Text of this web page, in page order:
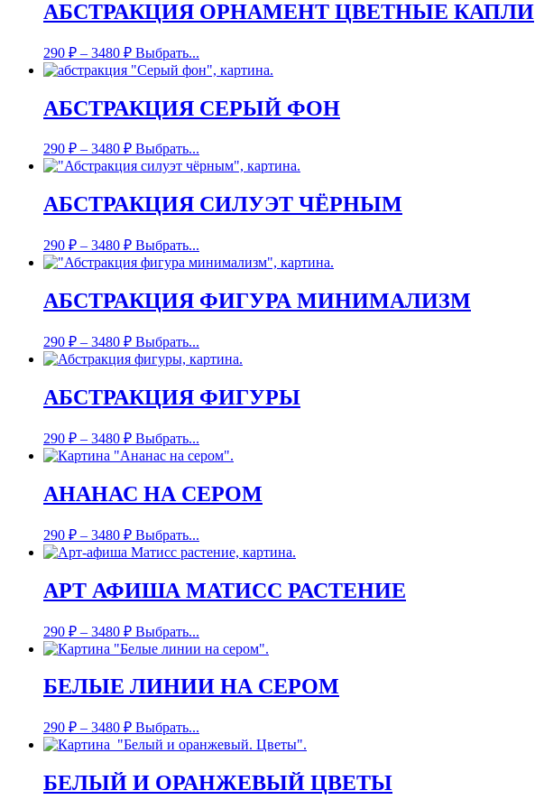
АБСТРАКЦИЯ ОРНАМЕНТ ЦВЕТНЫЕ КАПЛИ
290 ₽ – 3480 ₽ Выбрать...
АБСТРАКЦИЯ СЕРЫЙ ФОН
290 ₽ – 3480 ₽ Выбрать...
АБСТРАКЦИЯ СИЛУЭТ ЧЁРНЫМ
290 ₽ – 3480 ₽ Выбрать...
АБСТРАКЦИЯ ФИГУРА МИНИМАЛИЗМ
290 ₽ – 3480 ₽ Выбрать...
АБСТРАКЦИЯ ФИГУРЫ
290 ₽ – 3480 ₽ Выбрать...
АНАНАС НА СЕРОМ
290 ₽ – 3480 ₽ Выбрать...
АРТ АФИША МАТИСС РАСТЕНИЕ
290 ₽ – 3480 ₽ Выбрать...
БЕЛЫЕ ЛИНИИ НА СЕРОМ
290 ₽ – 3480 ₽ Выбрать...
БЕЛЫЙ И ОРАНЖЕВЫЙ ЦВЕТЫ